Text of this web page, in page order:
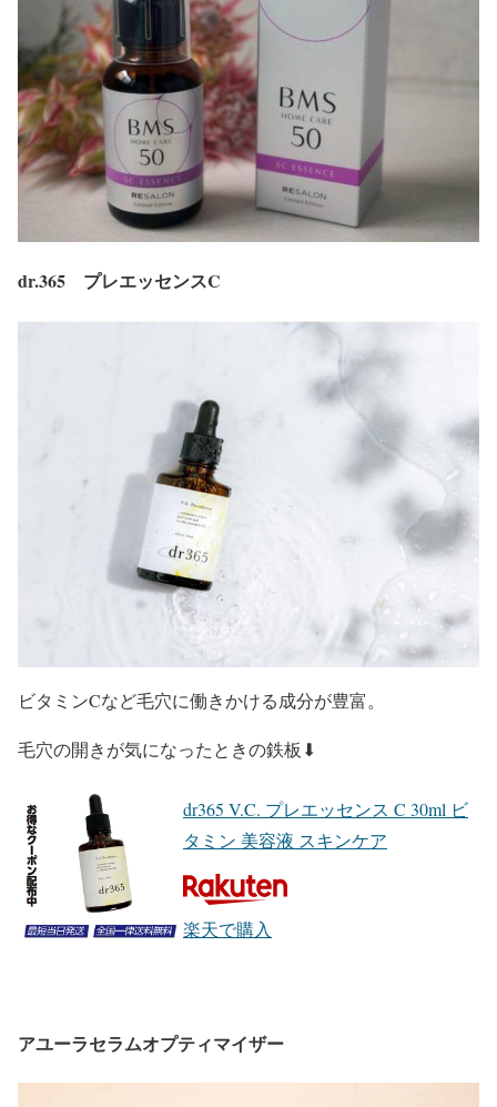
dr.365 プレエッセンスC
ビタミンCなど毛穴に働きかける成分が豊富。
毛穴の開きが気になったときの鉄板⬇︎
dr365 V.C. プレエッセンス C 30ml ビ
タミン 美容液 スキンケア
楽天で購入
アユーラセラムオプティマイザー